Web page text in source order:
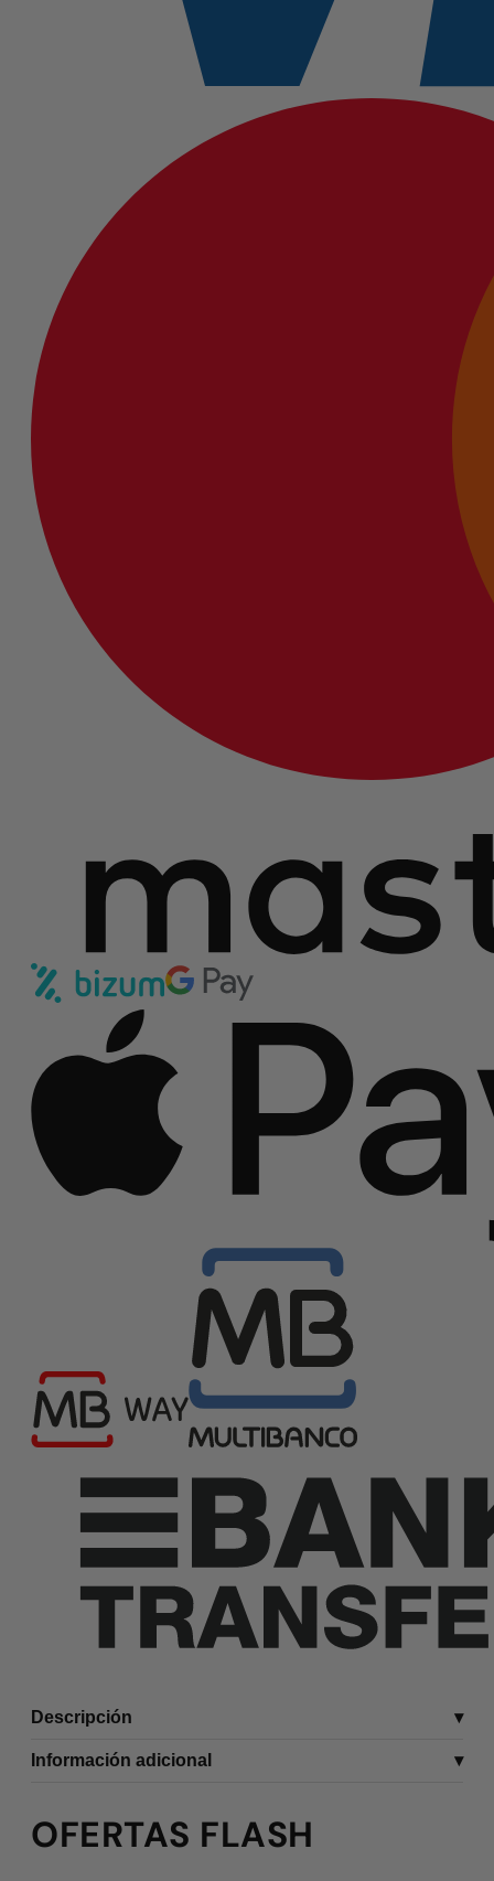
Descripción
Información adicional
OFERTAS FLASH